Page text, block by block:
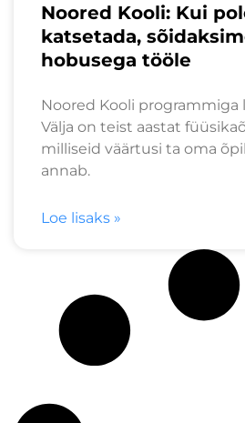
Noored Kooli: Kui
katsetada,
hobusega tööle
Noored Kooli
Välja on teist aastat
milliseid väärtusi ta oma
annab.
Loe lisaks »